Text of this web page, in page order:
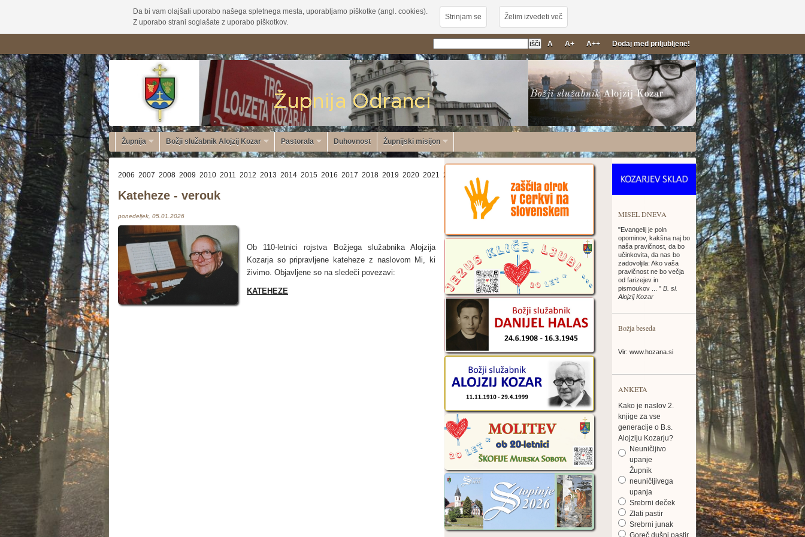
Da bi vam olajšali uporabo našega spletnega mesta, uporabljamo piškotke (angl. cookies).
Z uporabo strani soglašate z uporabo piškotkov.
Strinjam se Želim izvedeti več
A A+ A++ Dodaj med priljubljene!
Župnija Božji služabnik Alojzij Kozar Pastorala Duhovnost Župnijski misijon
MISEL DNEVA
"Evangelij je poln
opominov, kakšna naj bo
naša pravičnost, da bo
učinkovita, da nas bo
zadovoljila: Ako vaša
pravičnost ne bo večja
od farizejev in
pismoukov ... " B. sl.
Alojzij Kozar
Božja beseda
Vir: www.hozana.si
ANKETA
Kako je naslov 2.
knjige za vse
generacije o B.s.
Alojziju Kozarju?
Neuničljivo
upanje
Župnik
neuničljivega
upanja
Srebrni deček
Zlati pastir
Srebrni junak
Goreč dušni pastir
2006 2007 2008 2009 2010 2011 2012 2013 2014 2015 2016 2017 2018 2019 2020 2021 2022
Kateheze - verouk
ponedeljek, 05.01.2026
Ob 110-letnici rojstva Božjega služabnika Alojzija
Kozarja so pripravljene kateheze z naslovom Mi, ki
živimo. Objavljene so na sledeči povezavi:
KATEHEZE